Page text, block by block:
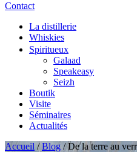
Contact
La distillerie
Whiskies
Spiritueux
Galaad
Speakeasy
Seizh
Boutik
Visite
Séminaires
Actualités
Accueil /Blog /De la terre au